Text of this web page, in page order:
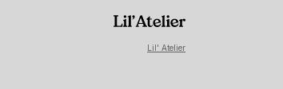
Lil' Atelier